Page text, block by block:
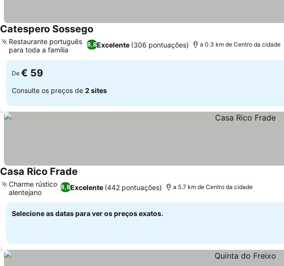
Catespero Sossego
8,8Excelente (306 pontuações)
Restaurante português
para toda a família
a 0.3 km de Centro da cidade
De € 59
Consulte os preços de 2 sites
Casa Rico Frade
8,8Excelente (442 pontuações)
Charme rústico
alentejano
a 5.7 km de Centro da cidade
Selecione as datas para ver os preços exatos.